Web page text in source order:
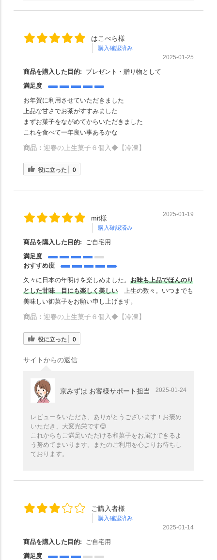
はこべら様
購入確認済み
2025-01-25
商品を購入した目的:
プレゼント・贈り物として
満足度
お年賀に利用させていただきました
上品な甘さでお茶がすすみました
まずお菓子をながめてからいただきました
これを食べて一年良い事あるかな
商品： 迎春の上生菓子６個入◆【冷凍】
役に立った 0
mit様
購入確認済み
2025-01-19
商品を購入した目的:
ご自宅用
満足度
おすすめ度
久々に日本の年明けを楽しめました。 お味も上品でほんのり
とした甘味 目にも楽しく美しい 上生の数々。いつまでも
美味しい御菓子をお願い申し上げます。
商品： 迎春の上生菓子６個入◆【冷凍】
役に立った 0
サイトからの返信
京みずは お客様サポート担当 2025-01-24
レビューをいただき、ありがとうございます！お褒め
いただき、大変光栄です😊
これからもご満足いただける和菓子をお届けできるよ
う努めてまいります。またのご利用を心よりお待ちし
ております。
ご購入者様
購入確認済み
2025-01-14
商品を購入した目的:
ご自宅用
満足度